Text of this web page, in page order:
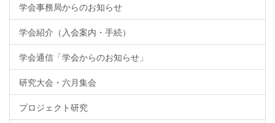
学会事務局からのお知らせ
学会紹介（入会案内・手続）
学会通信「学会からのお知らせ」
研究大会・六月集会
プロジェクト研究